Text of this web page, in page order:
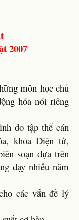
2007
môn học chủ
hóa nói riêng
do tập thể cán
khoa Điện tử,
soạn dựa trên
dạy nhiều năm
các vấn đề lý